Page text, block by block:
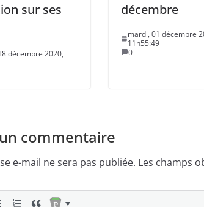
sur ses
décembre 2020,
décembre
mardi, 01 décembre
11h55:49
0
commentaire
e-mail ne sera pas publiée. Les champs